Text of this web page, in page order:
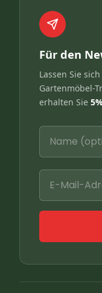
Für den
Lassen Sie
Gartenmöbel-
erhalten Sie